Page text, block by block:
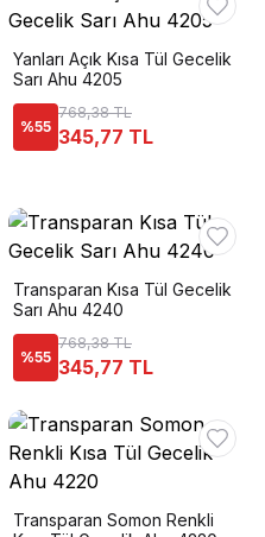
Yanları Açık Kısa Tül Gecelik
Sarı Ahu 4205
%55
768,38 TL
345,77 TL
Transparan Kısa Tül Gecelik
Sarı Ahu 4240
%55
768,38 TL
345,77 TL
Transparan Somon Renkli